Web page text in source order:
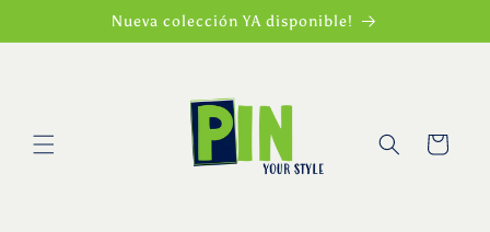
directamente
al contenido
Nueva colección YA disponible!
Carrito